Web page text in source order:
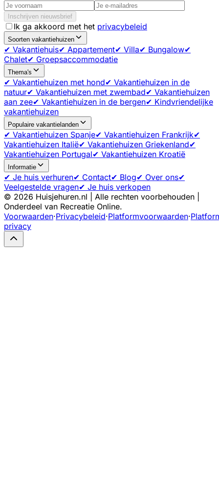
Inschrijven nieuwsbrief
Ik ga akkoord met het privacybeleid
Soorten vakantiehuizen
✔ Vakantiehuis✔ Appartement✔ Villa✔ Bungalow✔
Chalet✔ Groepsaccommodatie
Thema's
✔ Vakantiehuizen met hond✔ Vakantiehuizen in de
natuur✔ Vakantiehuizen met zwembad✔ Vakantiehuizen
aan zee✔ Vakantiehuizen in de bergen✔ Kindvriendelijke
vakantiehuizen
Populaire vakantielanden
✔ Vakantiehuizen Spanje✔ Vakantiehuizen Frankrijk✔
Vakantiehuizen Italië✔ Vakantiehuizen Griekenland✔
Vakantiehuizen Portugal✔ Vakantiehuizen Kroatië
Informatie
✔ Je huis verhuren✔ Contact✔ Blog✔ Over ons✔
Veelgestelde vragen✔ Je huis verkopen
© 2026 Huisjehuren.nl | Alle rechten voorbehouden |
Onderdeel van Recreatie Online.
Voorwaarden·Privacybeleid·Platformvoorwaarden·
privacy